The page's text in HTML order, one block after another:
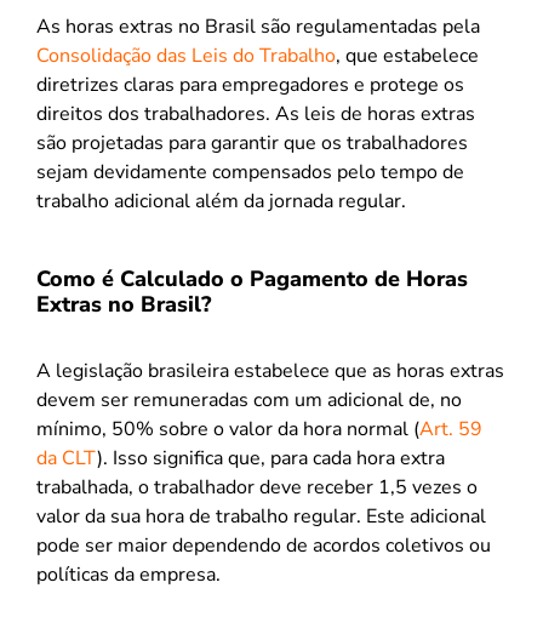
As horas extras no Brasil são regulamentadas pela
Consolidação das Leis do Trabalho, que estabelece
diretrizes claras para empregadores e protege os
direitos dos trabalhadores. As leis de horas extras
são projetadas para garantir que os trabalhadores
sejam devidamente compensados pelo tempo de
trabalho adicional além da jornada regular.
Como é Calculado o Pagamento de Horas
Extras no Brasil?
A legislação brasileira estabelece que as horas extras
devem ser remuneradas com um adicional de, no
mínimo, 50% sobre o valor da hora normal (Art. 59
da CLT). Isso significa que, para cada hora extra
trabalhada, o trabalhador deve receber 1,5 vezes o
valor da sua hora de trabalho regular. Este adicional
pode ser maior dependendo de acordos coletivos ou
políticas da empresa.